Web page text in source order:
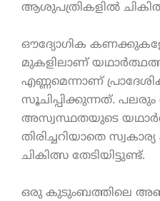
ആശുപത്രികളിൽ
ഔദ്യോഗിക
മുകളിലാണ്
എണ്ണമെന്നാണ്
സൂചിപ്പിക്കുന്നത്.
അസ്വസ്ഥതയുടെ
തിരിച്ചറിയാതെ
ചികിത്സ തേടിയിട്ടുണ്ട്.
ഒരു കുടുംബത്തിലെ